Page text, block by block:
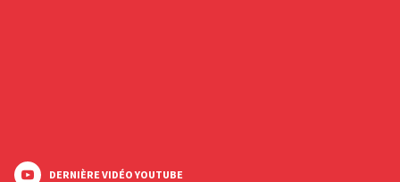
DERNIÈRE VIDÉO YOUTUBE